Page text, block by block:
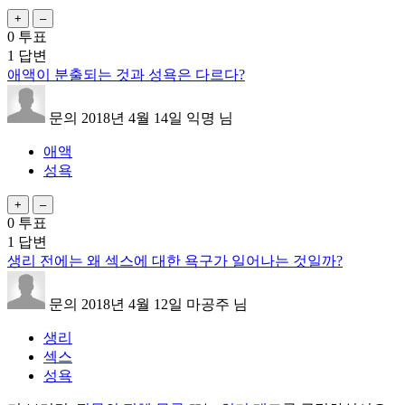
0 투표
1 답변
애액이 분출되는 것과 성욕은 다르다?
문의 2018년 4월 14일 익명 님
애액
성욕
0 투표
1 답변
생리 전에는 왜 섹스에 대한 욕구가 일어나는 것일까?
문의 2018년 4월 12일 마공주 님
생리
섹스
성욕